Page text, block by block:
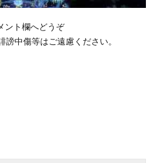
ント欄へどうぞ
謗中傷等はご遠慮ください。